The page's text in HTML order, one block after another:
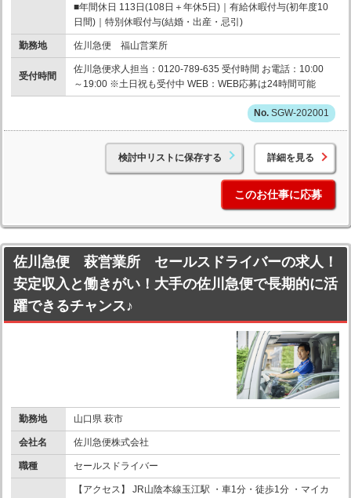
■年間休日 113日(108日＋年休5日)｜有給休暇付与(初年度10
日間)｜特別休暇付与(結婚・出産・忌引)
勤務地 佐川急便 福山営業所
受付時間
佐川急便求人担当：0120-789-635 受付時間 お電話：10:00
～19:00 ※土日祝も受付中 WEB：WEB応募は24時間可能
SGW-202001
検討中リストに保存する 詳細を見る
このお仕事に応募
佐川急便 萩営業所 セールスドライバーの求人！
安定収入と働きがい！大手の佐川急便で長期的に活
躍できるチャンス♪
勤務地 山口県 萩市
会社名 佐川急便株式会社
職種 セールスドライバー
【アクセス】 JR山陰本線玉江駅 ・車1分・徒歩1分 ・マイカ